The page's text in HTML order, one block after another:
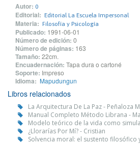
Autor: 0
Editorial: Editorial La Escuela Impersonal
Materia: Filosofía y Psicología
Publicado: 1991-06-01
Número de edición: 0
Número de páginas: 163
Tamaño: 22cm.
Encuadernación: Tapa dura o cartoné
Soporte: Impreso
Idioma: Mapudungun
Libros relacionados
La Arquitectura De La Paz - Peñaloza
Manual Completo Método Librana -
Modelo teórico de la vida como
¿Llorarías Por Mí? - Cristian
Solvencia moral: el sustento filosófico